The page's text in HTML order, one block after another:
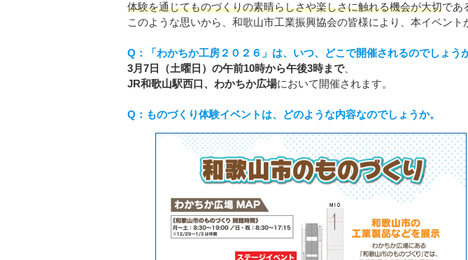
体験を通じてものづくりの素晴らしさや楽しさに触れる機会が大切であ
このような思いから、和歌山市工業振興協会の皆様により、本イベント
Q：「わかちか工房２０２６」は、いつ、どこで開催されるのでしょうか
3月7日（土曜日）の午前10時から午後3時まで、
JR和歌山駅西口、わかちか広場において開催されます。
Q：ものづくり体験イベントは、どのような内容なのでしょうか。